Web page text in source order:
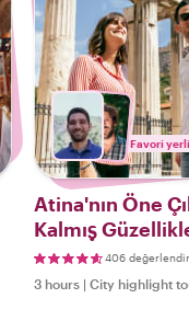
Favori
Atina'nın Öne
Kalmış
406
3 hours | City highlight